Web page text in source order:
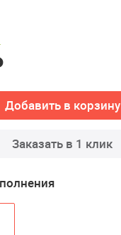
Добавить в корзину
Заказать в 1 клик